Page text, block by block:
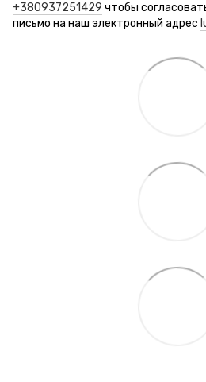
+380937251429 чтобы
письмо на наш электронный адрес